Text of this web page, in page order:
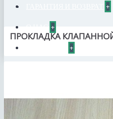
+
+
+
ПРОКЛАДКА